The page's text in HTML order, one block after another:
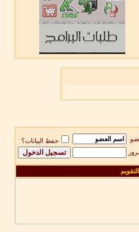
حفظ البيانات؟
التقويم